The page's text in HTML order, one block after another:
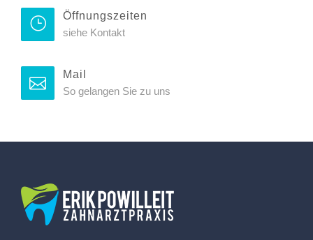
Öffnungszeiten
siehe Kontakt
Mail
So gelangen Sie zu uns